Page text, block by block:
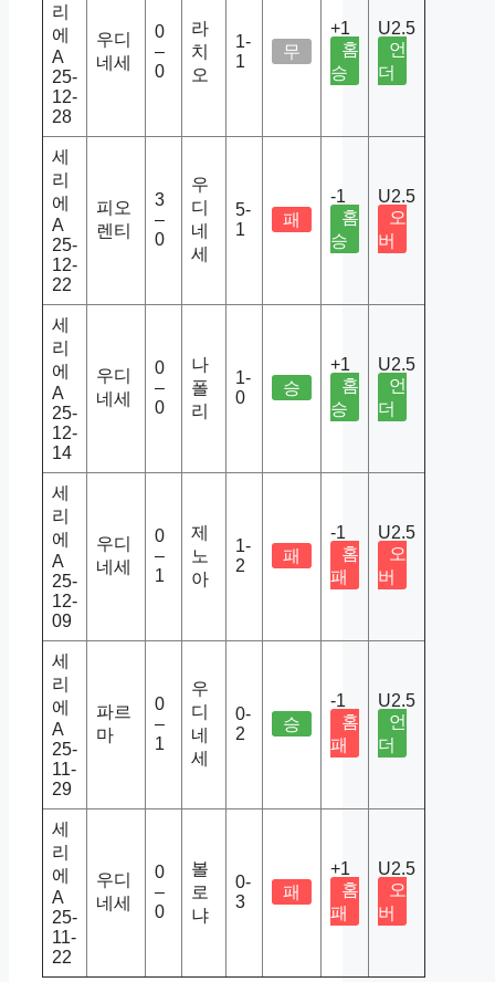
리
에
A
25-
12-
28
우디
네세
0
–
0
라
치
오
1-
1
무
+1
홈
승
U2.5
언
더
세
리
에
A
25-
12-
22
피오
렌티
3
–
0
우
디
네
세
5-
1
패
-1
홈
승
U2.5
오
버
세
리
에
A
25-
12-
14
우디
네세
0
–
0
나
폴
리
1-
0
승
+1
홈
승
U2.5
언
더
세
리
에
A
25-
12-
09
우디
네세
0
–
1
제
노
아
1-
2
패
-1
홈
패
U2.5
오
버
세
리
에
A
25-
11-
29
파르
마
0
–
1
우
디
네
세
0-
2
승
-1
홈
패
U2.5
언
더
세
리
에
A
25-
11-
22
우디
네세
0
–
0
볼
로
냐
0-
3
패
+1
홈
패
U2.5
오
버